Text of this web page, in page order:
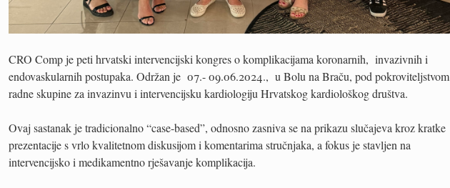
CRO Comp je peti hrvatski intervencijski kongres o komplikacijama koronarnih, invazivnih i
endovaskularnih postupaka. Održan je 07.- 09.06.2024., u Bolu na Braču, pod pokroviteljstvom
radne skupine za invazinvu i intervencijsku kardiologiju Hrvatskog kardiološkog društva.
Ovaj sastanak je tradicionalno “case-based”, odnosno zasniva se na prikazu slučajeva kroz kratke
prezentacije s vrlo kvalitetnom diskusijom i komentarima stručnjaka, a fokus je stavljen na
intervencijsko i medikamentno rješavanje komplikacija.